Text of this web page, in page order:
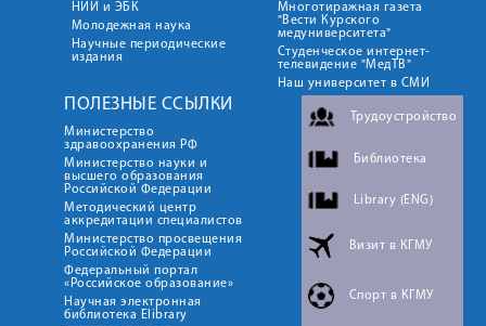
НИИ и ЭБК
Молодежная наука
Научные периодические
издания
Многотиражная газета
"Вести Курского
медуниверситета"
Студенческое интернет-
телевидение "МедТВ"
Наш университет в СМИ
ПОЛЕЗНЫЕ ССЫЛКИ
Министерство
здравоохранения РФ
Министерство науки и
высшего образования
Российской Федерации
Методический центр
аккредитации специалистов
Министерство просвещения
Российской Федерации
Федеральный портал
«Российское образование»
Научная электронная
библиотека Elibrary
Трудоустройство
Библиотека
Library (ENG)
Визит в КГМУ
Спорт в КГМУ